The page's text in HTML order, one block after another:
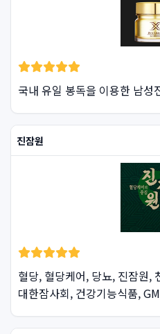
국내 유일 봉독을 이용한 남성
진잠원
혈당, 혈당케어, 당뇨, 진잠원,
대한잠사회, 건강기능식품,